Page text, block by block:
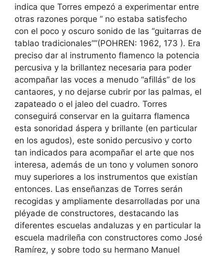
indica que Torres empezó a experimentar entre
otras razones porque ” no estaba satisfecho
con el poco y oscuro sonido de las “guitarras de
tablao tradicionales””(POHREN: 1962, 173 ). Era
preciso dar al instrumento flamenco la potencia
percusiva y la brillantez necesaria para poder
acompañar las voces a menudo “afillás” de los
cantaores, y no dejarse cubrir por las palmas, el
zapateado o el jaleo del cuadro. Torres
conseguirá conservar en la guitarra flamenca
esta sonoridad áspera y brillante (en particular
en los agudos), este sonido percusivo y corto
tan indicados para acompañar el arte que nos
interesa, además de un tono y volumen sonoro
muy superiores a los instrumentos que existían
entonces. Las enseñanzas de Torres serán
recogidas y ampliamente desarrolladas por una
pléyade de constructores, destacando las
diferentes escuelas andaluzas y en particular la
escuela madrileña con constructores como José
Ramírez, y sobre todo su hermano Manuel